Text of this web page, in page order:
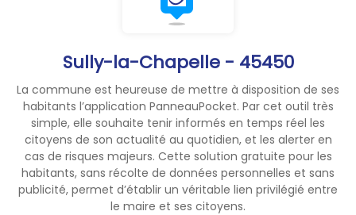
Sully-la-Chapelle - 45450
La commune est heureuse de mettre à disposition de ses
habitants l’application PanneauPocket. Par cet outil très
simple, elle souhaite tenir informés en temps réel les
citoyens de son actualité au quotidien, et les alerter en
cas de risques majeurs. Cette solution gratuite pour les
habitants, sans récolte de données personnelles et sans
publicité, permet d’établir un véritable lien privilégié entre
le maire et ses citoyens.